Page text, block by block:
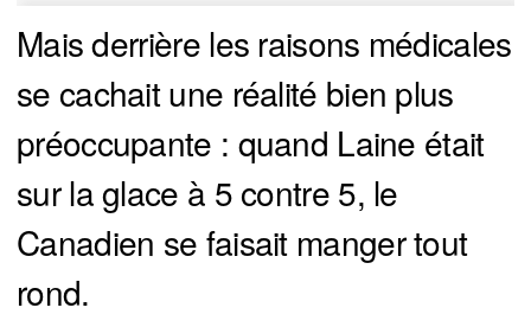
Mais derrière les raisons médicales
se cachait une réalité bien plus
préoccupante : quand Laine était
sur la glace à 5 contre 5, le
Canadien se faisait manger tout
rond.